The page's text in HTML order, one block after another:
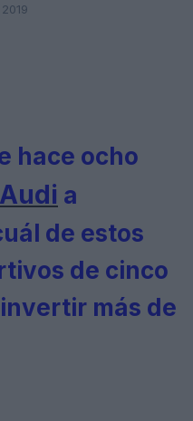
hace ocho
Audi a
de estos
de cinco
más de